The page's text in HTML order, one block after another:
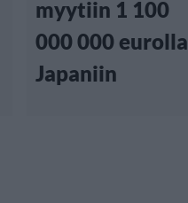
myytiin 1 100
000 000 eurolla
Japaniin